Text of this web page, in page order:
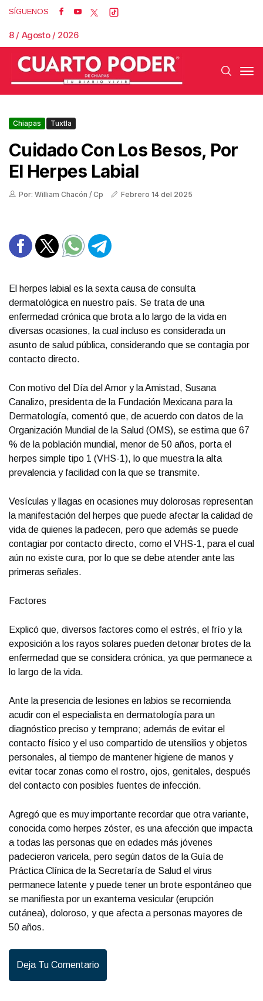
SÍGUENOS
8 / Agosto / 2026
Chiapas Tuxtla
Cuidado Con Los Besos, Por
El Herpes Labial
Por: William Chacón / Cp Febrero 14 del 2025
El herpes labial es la sexta causa de consulta
dermatológica en nuestro país. Se trata de una
enfermedad crónica que brota a lo largo de la vida en
diversas ocasiones, la cual incluso es considerada un
asunto de salud pública, considerando que se contagia por
contacto directo.
Con motivo del Día del Amor y la Amistad, Susana
Canalizo, presidenta de la Fundación Mexicana para la
Dermatología, comentó que, de acuerdo con datos de la
Organización Mundial de la Salud (OMS), se estima que 67
% de la población mundial, menor de 50 años, porta el
herpes simple tipo 1 (VHS-1), lo que muestra la alta
prevalencia y facilidad con la que se transmite.
Vesículas y llagas en ocasiones muy dolorosas representan
la manifestación del herpes que puede afectar la calidad de
vida de quienes la padecen, pero que además se puede
contagiar por contacto directo, como el VHS-1, para el cual
aún no existe cura, por lo que se debe atender ante las
primeras señales.
Factores
Explicó que, diversos factores como el estrés, el frío y la
exposición a los rayos solares pueden detonar brotes de la
enfermedad que se considera crónica, ya que permanece a
lo largo de la vida.
Ante la presencia de lesiones en labios se recomienda
acudir con el especialista en dermatología para un
diagnóstico preciso y temprano; además de evitar el
contacto físico y el uso compartido de utensilios y objetos
personales, al tiempo de mantener higiene de manos y
evitar tocar zonas como el rostro, ojos, genitales, después
del contacto con posibles fuentes de infección.
Agregó que es muy importante recordar que otra variante,
conocida como herpes zóster, es una afección que impacta
a todas las personas que en edades más jóvenes
padecieron varicela, pero según datos de la Guía de
Práctica Clínica de la Secretaría de Salud el virus
permanece latente y puede tener un brote espontáneo que
se manifiesta por un exantema vesicular (erupción
cutánea), doloroso, y que afecta a personas mayores de
50 años.
Deja Tu Comentario